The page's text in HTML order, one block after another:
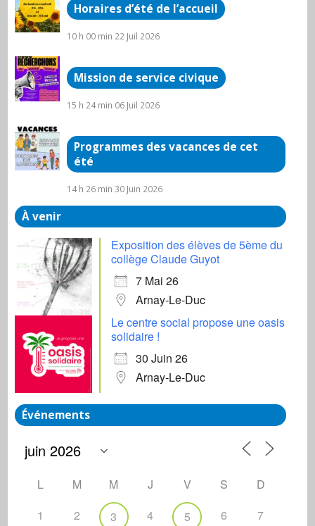
Horaires d’été de l’accueil
10 h 00 min 22 Juil 2026
Mission de service civique
15 h 24 min 06 Juil 2026
Programmes des vacances de cet
été
14 h 26 min 30 Juin 2026
À venir
Exposition des élèves de 5ème du
collège Claude Guyot
7 Mai 26
Arnay-Le-Duc
Le centre social propose une oasis
solidaire !
30 Juin 26
Arnay-Le-Duc
Événements
L M M J V S
D
1
2 3 4 5 6 7